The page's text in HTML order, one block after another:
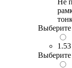
Не
Выберите
1.53
Выберите